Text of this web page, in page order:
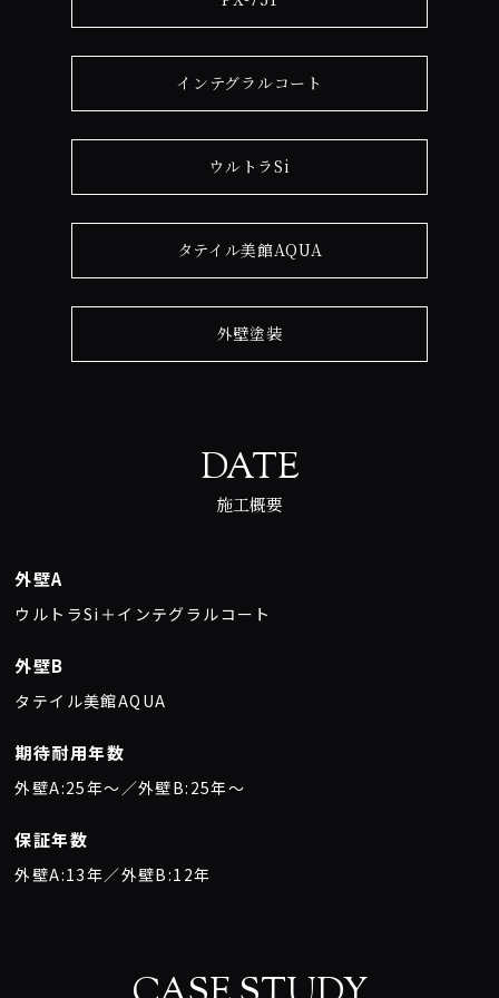
インテグラルコート
ウルトラSi
タテイル美館AQUA
外壁塗装
DATE
施工概要
外壁A
ウルトラSi＋インテグラルコート
外壁B
タテイル美館AQUA
期待耐用年数
外壁A:25年〜／外壁B:25年〜
保証年数
外壁A:13年／外壁B:12年